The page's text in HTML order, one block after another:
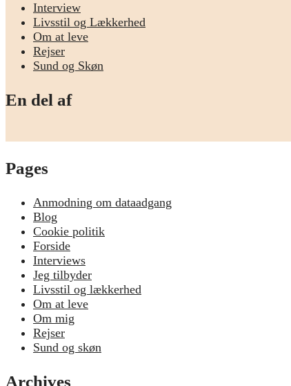
Interview
Livsstil og Lækkerhed
Om at leve
Rejser
Sund og Skøn
En del af
Pages
Anmodning om dataadgang
Blog
Cookie politik
Forside
Interviews
Jeg tilbyder
Livsstil og lækkerhed
Om at leve
Om mig
Rejser
Sund og skøn
Archives